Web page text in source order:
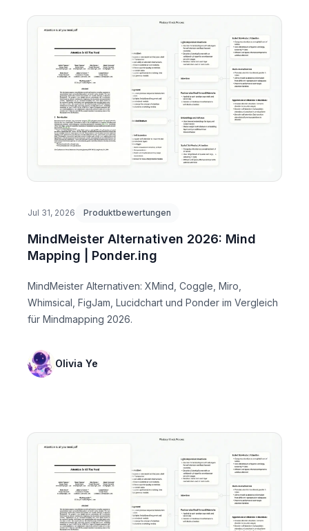
Jul 31, 2026 Produktbewertungen
MindMeister Alternativen 2026: Mind
Mapping | Ponder.ing
MindMeister Alternativen: XMind, Coggle, Miro,
Whimsical, FigJam, Lucidchart und Ponder im Vergleich
für Mindmapping 2026.
Olivia Ye